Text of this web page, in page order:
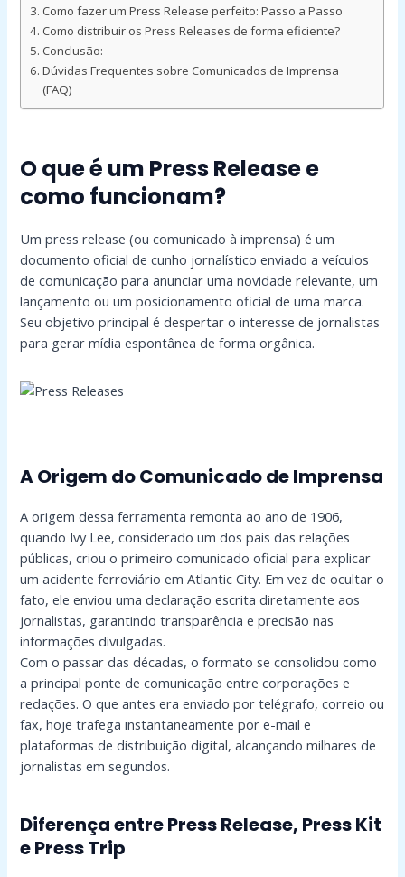
Como fazer um Press Release perfeito: Passo a Passo
Como distribuir os Press Releases de forma eficiente?
Conclusão:
Dúvidas Frequentes sobre Comunicados de Imprensa
(FAQ)
O que é um Press Release e
como funcionam?
Um press release (ou comunicado à imprensa) é um
documento oficial de cunho jornalístico enviado a veículos
de comunicação para anunciar uma novidade relevante, um
lançamento ou um posicionamento oficial de uma marca.
Seu objetivo principal é despertar o interesse de jornalistas
para gerar mídia espontânea de forma orgânica.
A Origem do Comunicado de Imprensa
A origem dessa ferramenta remonta ao ano de 1906,
quando Ivy Lee, considerado um dos pais das relações
públicas, criou o primeiro comunicado oficial para explicar
um acidente ferroviário em Atlantic City. Em vez de ocultar o
fato, ele enviou uma declaração escrita diretamente aos
jornalistas, garantindo transparência e precisão nas
informações divulgadas.
Com o passar das décadas, o formato se consolidou como
a principal ponte de comunicação entre corporações e
redações. O que antes era enviado por telégrafo, correio ou
fax, hoje trafega instantaneamente por e-mail e
plataformas de distribuição digital, alcançando milhares de
jornalistas em segundos.
Diferença entre Press Release, Press Kit
e Press Trip